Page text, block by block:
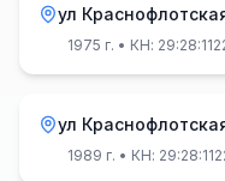
ул
1975 г. • КН:
ул
1989 г. • КН: